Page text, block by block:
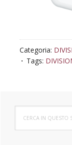
Categoria:
Tags:
Barra
laterale
questo